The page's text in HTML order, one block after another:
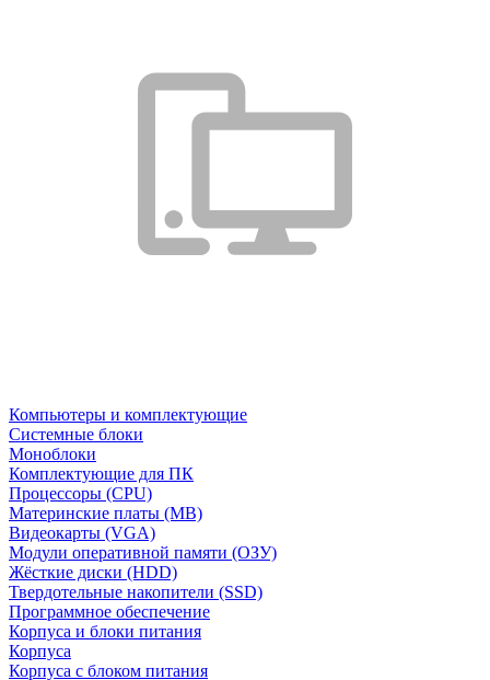
Компьютеры и комплектующие
Системные блоки
Моноблоки
Комплектующие для ПК
Процессоры (CPU)
Материнские платы (MB)
Видеокарты (VGA)
Модули оперативной памяти (ОЗУ)
Жёсткие диски (HDD)
Твердотельные накопители (SSD)
Программное обеспечение
Корпуса и блоки питания
Корпуса
Корпуса с блоком питания